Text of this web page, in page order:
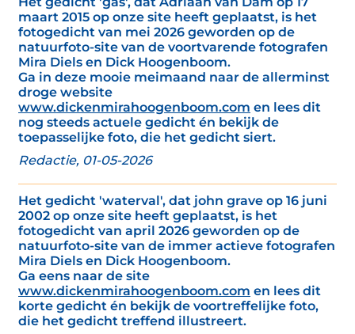
maart 2015 op onze site heeft geplaatst, is het
fotogedicht van mei 2026 geworden op de
natuurfoto-site van de voortvarende fotografen
Mira Diels en Dick Hoogenboom.
Ga in deze mooie meimaand naar de allerminst
droge website
www.dickenmirahoogenboom.com en lees dit
nog steeds actuele gedicht én bekijk de
toepasselijke foto, die het gedicht siert.
Redactie, 01-05-2026
Het gedicht 'waterval', dat john grave op 16 juni
2002 op onze site heeft geplaatst, is het
fotogedicht van april 2026 geworden op de
natuurfoto-site van de immer actieve fotografen
Mira Diels en Dick Hoogenboom.
Ga eens naar de site
www.dickenmirahoogenboom.com en lees dit
korte gedicht én bekijk de voortreffelijke foto,
die het gedicht treffend illustreert.